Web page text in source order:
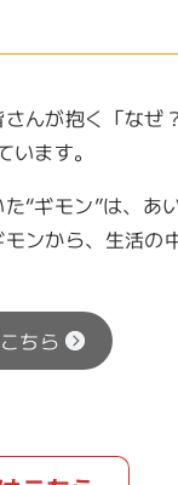
んが抱く「なぜ
います。
“ギモン”は、あ
ンから、生活の
ちら